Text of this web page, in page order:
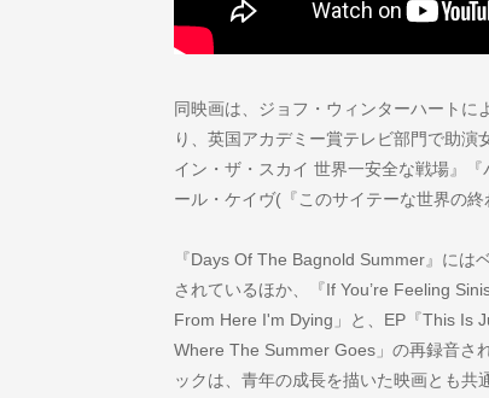
同映画は、ジョフ・ウィンターハート
り、英国アカデミー賞テレビ部門で助演
イン・ザ・スカイ 世界一安全な戦場』
ール・ケイヴ(『このサイテーな世界の終
『Days Of The Bagnold Summer』に
されているほか、『If You’re Feeling
From Here I'm Dying」と、EP『This Is
Where The Summer Goes」の再録音さ
ックは、青年の成長を描いた映画とも共